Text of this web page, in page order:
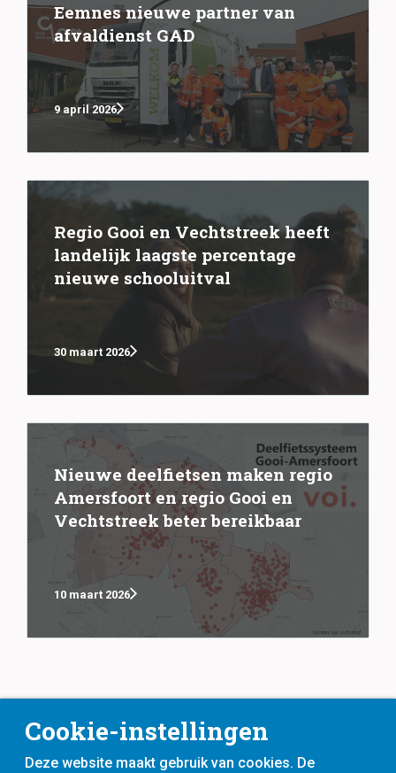
Eemnes nieuwe partner van
afvaldienst GAD
9 april 2026
Regio Gooi en Vechtstreek heeft
landelijk laagste percentage
nieuwe schooluitval
30 maart 2026
Nieuwe deelfietsen maken regio
Amersfoort en regio Gooi en
Vechtstreek beter bereikbaar
10 maart 2026
Cookie-instellingen
Deze website maakt gebruik van cookies. De